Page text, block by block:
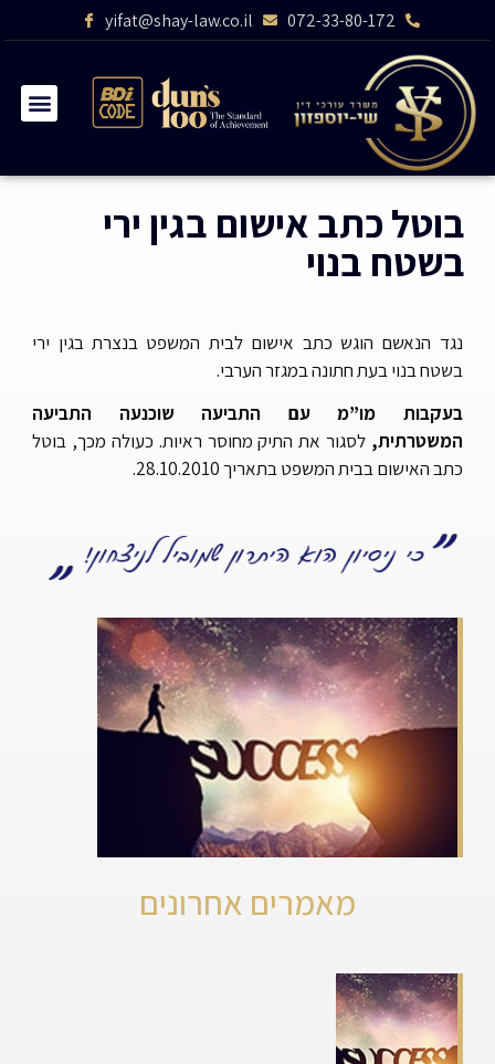
072-33-80-172
yifat@shay-law.co.il
בוטל כתב אישום בגין ירי
בשטח בנוי
נגד הנאשם הוגש כתב אישום לבית המשפט בנצרת בגין ירי
בשטח בנוי בעת חתונה במגזר הערבי.
בעקבות מו”מ עם התביעה שוכנעה התביעה
המשטרתית,לסגור את התיק מחוסר ראיות. כעולה מכך, בוטל
כתב האישום בבית המשפט בתאריך 28.10.2010.
מאמרים אחרונים